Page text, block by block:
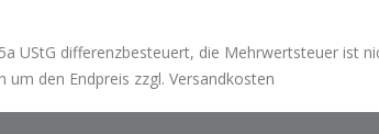
UStG differenzbesteuert, die Mehrwertsteuer ist
um den Endpreis zzgl. Versandkosten